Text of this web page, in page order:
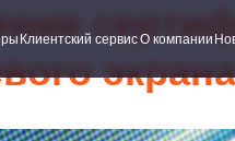
сервисО компанииНовости